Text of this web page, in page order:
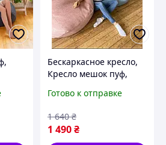
Бескаркасное кресло,
Кресло мешок пуф,
кресло мешок, Кресло
комнату, (XL)
Готово к отправке
1 490₴
1 640 ₴